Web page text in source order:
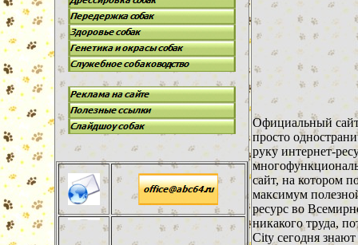
Официальный
просто
руку интернет-
сайт, на котором
максимум
ресурс во
никакого труда,
City сегодня знают